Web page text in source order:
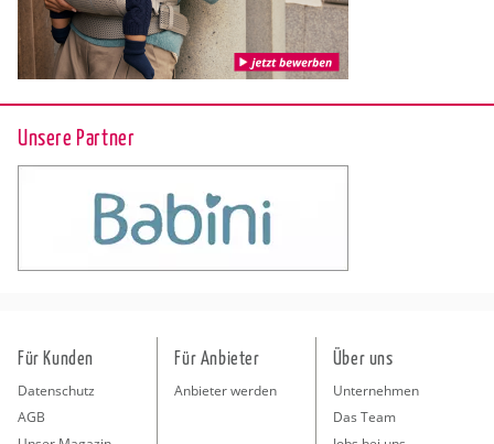
Unsere Partner
Für Kunden
Datenschutz
AGB
Für Anbieter
Anbieter werden
Über uns
Unternehmen
Das Team